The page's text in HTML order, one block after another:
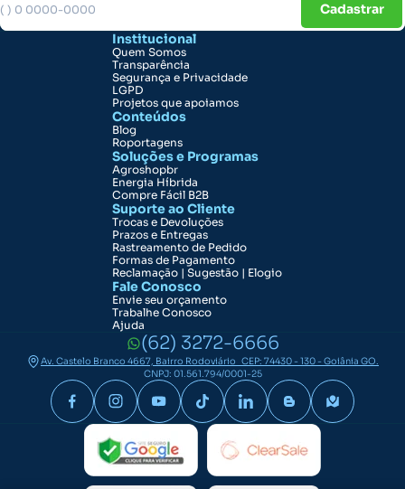
Cadastrar
Institucional
Quem Somos
Transparência
Segurança e Privacidade
LGPD
Projetos que apoiamos
Conteúdos
Blog
Roportagens
Soluções e Programas
Agroshopbr
Energia Híbrida
Compre Fácil B2B
Suporte ao Cliente
Trocas e Devoluções
Prazos e Entregas
Rastreamento de Pedido
Formas de Pagamento
Reclamação | Sugestão | Elogio
Fale Conosco
Envie seu orçamento
Trabalhe Conosco
Ajuda
(62) 3272-6666
Av. Castelo Branco 4667, Bairro Rodoviário CEP: 74430 - 130 - Goiânia GO.
CNPJ: 01.561.794/0001-25